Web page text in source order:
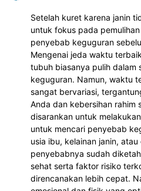
Setelah kuret karena janin
untuk fokus pada
penyebab keguguran
Mengenai jeda waktu
tubuh biasanya pulih dalam
keguguran. Namun, waktu
sangat bervariasi,
Anda dan kebersihan rahim
disarankan untuk
untuk mencari penyebab
usia ibu, kelainan janin,
penyebabnya sudah
sehat serta faktor risiko
direncanakan lebih cepat.